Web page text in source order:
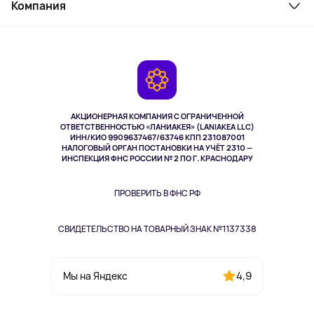
АКЦИОНЕРНАЯ КОМПАНИЯ С ОГРАНИЧЕННОЙ
ОТВЕТСТВЕННОСТЬЮ «ЛАНИАКЕЯ» (LANIAKEA LLC)
ИНН/КИО 9909637467/63746 КПП 231087001
НАЛОГОВЫЙ ОРГАН ПОСТАНОВКИ НА УЧЁТ 2310 —
ИНСПЕКЦИЯ ФНС РОССИИ № 2 ПО Г. КРАСНОДАРУ
ПРОВЕРИТЬ В ФНС РФ
СВИДЕТЕЛЬСТВО НА ТОВАРНЫЙ ЗНАК №1137338
Мы на Яндекс 4,9
Здоровье питомцев
Одежда и аксессуары
Как заказать
Компания